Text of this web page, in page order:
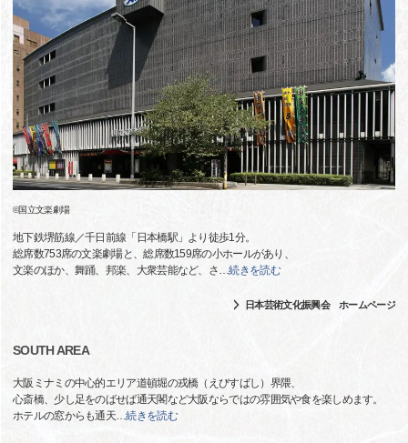
©国立文楽劇場
地下鉄堺筋線／千日前線「日本橋駅」より徒歩1分。
総席数753席の文楽劇場と、総席数159席の小ホールがあり、
文楽のほか、舞踊、邦楽、大衆芸能など、さ…続きを読む
日本芸術文化振興会 ホームページ
SOUTH AREA
大阪ミナミの中心的エリア道頓堀の戎橋（えびすばし）界隈、
心斎橋、少し足をのばせば通天閣など大阪ならではの雰囲気や食を楽しめます。
ホテルの窓からも通天…続きを読む